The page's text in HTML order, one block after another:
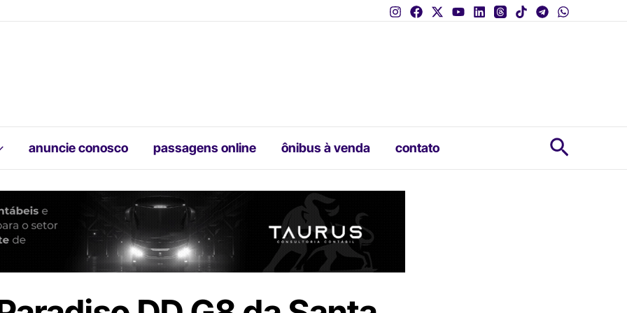
anuncie conosco passagens online ônibus à venda contato